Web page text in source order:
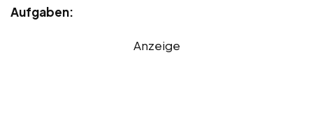
Aufgaben:
Anzeige